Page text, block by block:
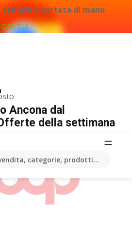
a portata di mano
categorie, prodotti...
Ancona dal
della settimana